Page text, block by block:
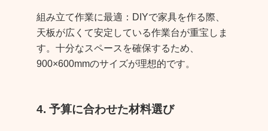
組み立て作業に最適：DIYで家具を作る際、
天板が広くて安定している作業台が重宝しま
す。十分なスペースを確保するため、
900×600mmのサイズが理想的です。
4. 予算に合わせた材料選び